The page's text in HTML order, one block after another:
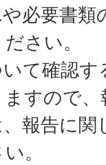
必要書
さい。
て確認
すので、
報告に関
。